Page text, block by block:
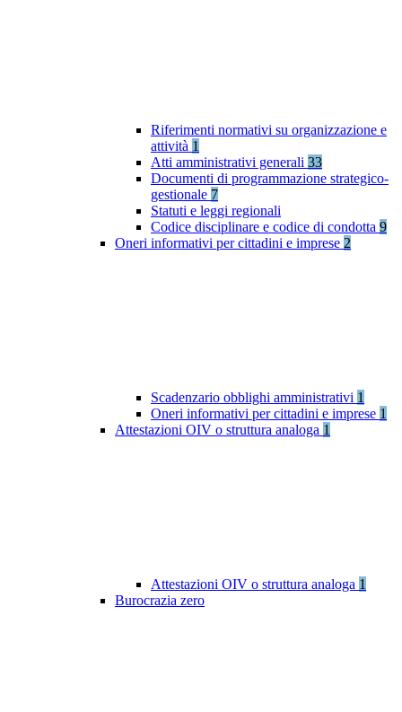
Riferimenti normativi su organizzazione e
attività 1
Atti amministrativi generali 33
Documenti di programmazione strategico-
gestionale 7
Statuti e leggi regionali
Codice disciplinare e codice di condotta 9
Oneri informativi per cittadini e imprese 2
Scadenzario obblighi amministrativi 1
Oneri informativi per cittadini e imprese 1
Attestazioni OIV o struttura analoga 1
Attestazioni OIV o struttura analoga 1
Burocrazia zero